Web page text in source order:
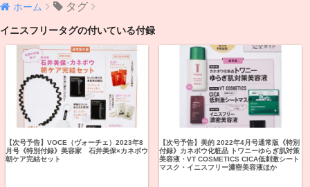
ホーム タグ
イニスフリータグの付いている付録
【次号予告】VOCE（ヴォーチェ）2023年8
月号《特別付録》美容家 石井美保×カネボウ
朝ケア完結セット
【次号予告】美的 2022年4月号通常版《特別
付録》カネボウ化粧品 トワニーゆらぎ肌対策
美容液・VT COSMETICS CICA低刺激シート
マスク・イニスフリー濃密美容液ほか